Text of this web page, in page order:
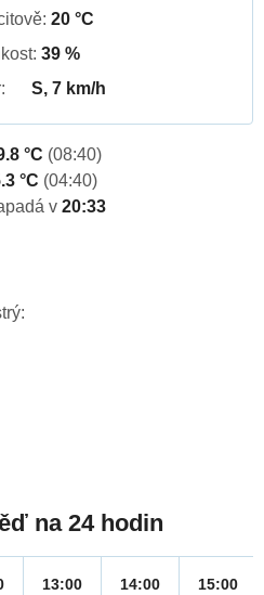
20 °C
39 %
S, 7 km/h
°C (08:40)
°C (04:40)
v 20:33
na 24 hodin
13:00 14:00 15:00